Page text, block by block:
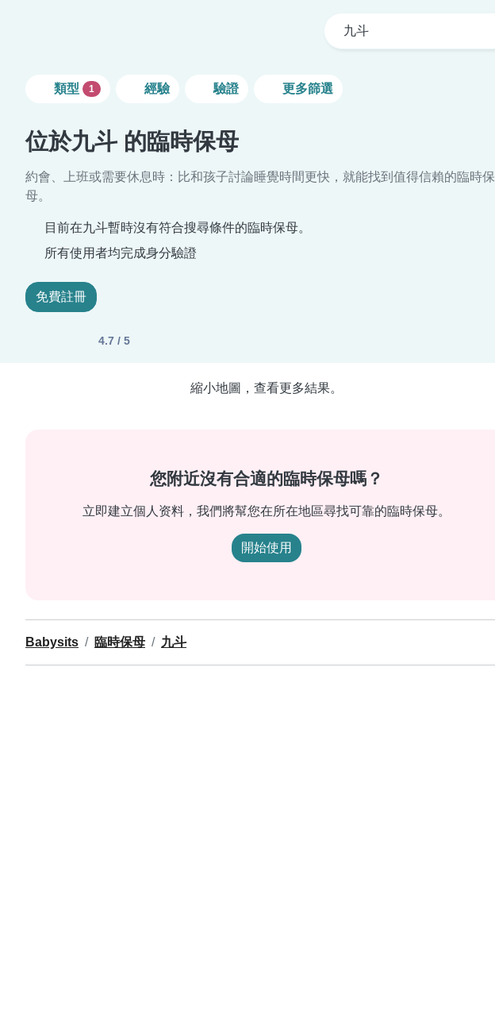
九斗
類型 1 經驗 驗證 更多篩選
位於九斗 的臨時保母
約會、上班或需要休息時：比和孩子討論睡覺時間更快，就能找到值得信賴的臨時保
母。
目前在九斗暫時沒有符合搜尋條件的臨時保母。
所有使用者均完成身分驗證
免費註冊
4.7 / 5
縮小地圖，查看更多結果。
您附近沒有合適的臨時保母嗎？
立即建立個人资料，我們將幫您在所在地區尋找可靠的臨時保母。
開始使用
Babysits 臨時保母 九斗